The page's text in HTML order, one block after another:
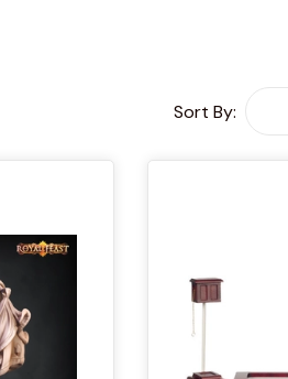
Sort By: